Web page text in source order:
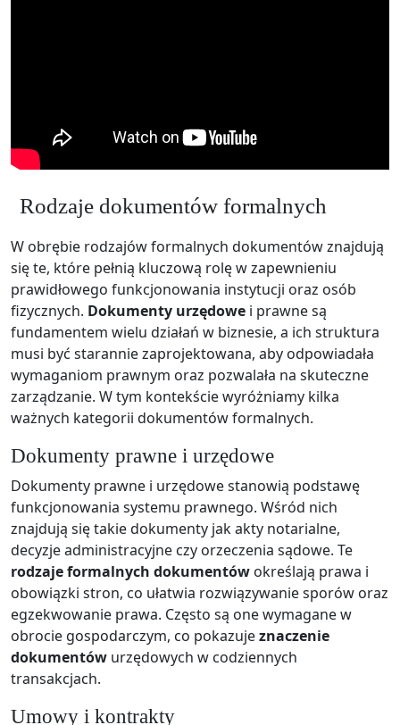
Rodzaje dokumentów formalnych
W obrębie rodzajów formalnych dokumentów znajdują
się te, które pełnią kluczową rolę w zapewnieniu
prawidłowego funkcjonowania instytucji oraz osób
fizycznych. Dokumenty urzędowe i prawne są
fundamentem wielu działań w biznesie, a ich struktura
musi być starannie zaprojektowana, aby odpowiadała
wymaganiom prawnym oraz pozwalała na skuteczne
zarządzanie. W tym kontekście wyróżniamy kilka
ważnych kategorii dokumentów formalnych.
Dokumenty prawne i urzędowe
Dokumenty prawne i urzędowe stanowią podstawę
funkcjonowania systemu prawnego. Wśród nich
znajdują się takie dokumenty jak akty notarialne,
decyzje administracyjne czy orzeczenia sądowe. Te
rodzaje formalnych dokumentów określają prawa i
obowiązki stron, co ułatwia rozwiązywanie sporów oraz
egzekwowanie prawa. Często są one wymagane w
obrocie gospodarczym, co pokazujeznaczenie
dokumentów urzędowych w codziennych
transakcjach.
Umowy i kontrakty